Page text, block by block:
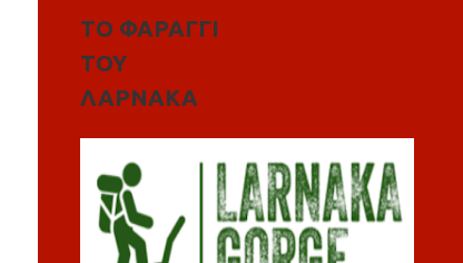
ΤΟ ΦΑΡΑΓΓΙ
ΤΟΥ
ΛΑΡΝΑΚΑ